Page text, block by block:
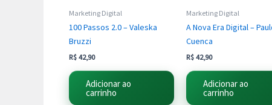
Marketing Digital
100 Passos 2.0 – Valeska
Bruzzi
R$ 42,90
Adicionar ao
carrinho
Marketing Digital
A Nova Era Digital –
Cuenca
R$ 42,90
Adicionar ao
carrinho